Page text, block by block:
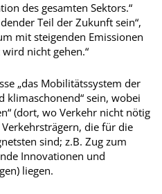
des gesamten Sektors.“
Teil der Zukunft sein“,
mit steigenden Emissionen
nicht gehen.“
„das Mobilitätssystem der
sein, wobei
(dort, wo Verkehr nicht nötig
Verkehrsträgern, die für die
sind; z.B. Zug zum
Innova­tionen und
liegen.